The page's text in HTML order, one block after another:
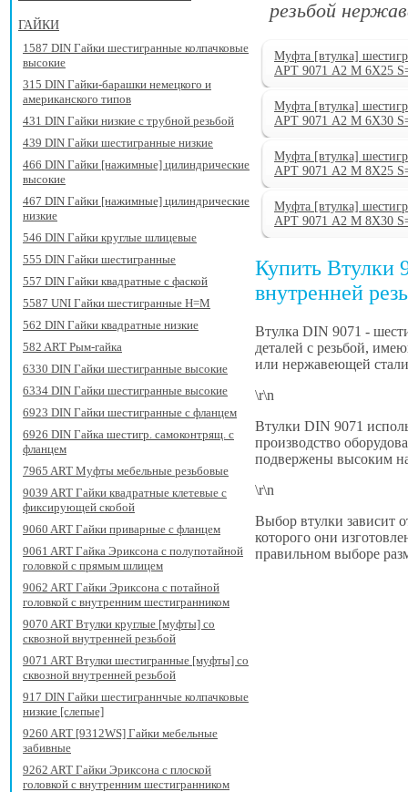
ГАЙКИ
1587 DIN Гайки шестигранные колпачковые
высокие
315 DIN Гайки-барашки немецкого и
американского типов
431 DIN Гайки низкие с трубной резьбой
439 DIN Гайки шестигранные низкие
466 DIN Гайки [нажимные] цилиндрические
высокие
467 DIN Гайки [нажимные] цилиндрические
низкие
546 DIN Гайки круглые шлицевые
555 DIN Гайки шестигранные
557 DIN Гайки квадратные с фаской
5587 UNI Гайки шестигранные H=M
562 DIN Гайки квадратные низкие
582 ART Рым-гайка
6330 DIN Гайки шестигранные высокие
6334 DIN Гайки шестигранные высокие
6923 DIN Гайки шестигранные с фланцем
6926 DIN Гайка шестигр. самоконтрящ. с
фланцем
7965 ART Муфты мебельные резьбовые
9039 ART Гайки квадратные клетевые с
фиксирующей скобой
9060 ART Гайки приварные с фланцем
9061 ART Гайка Эриксона с полупотайной
головкой c прямым шлицем
9062 ART Гайки Эриксона с потайной
головкой с внутренним шестигранником
9070 ART Втулки круглые [муфты] со
сквозной внутренней резьбой
9071 ART Втулки шестигранные [муфты] со
сквозной внутренней резьбой
917 DIN Гайки шестиграннчые колпачковые
низкие [слепые]
9260 ART [9312WS] Гайки мебельные
забивные
9262 ART Гайки Эриксона с плоской
головкой с внутренним шестигранником
резьбой
Муфта [втулка]
АРТ 9071 А2 M 6X25
Муфта [втулка]
АРТ 9071 А2 M 6X30
Муфта [втулка]
АРТ 9071 А2 M 8X25
Муфта [втулка]
АРТ 9071 А2 M 8X30
Купить Втулки
внутренней
Втулка DIN 9071 -
деталей с резьбой,
или нержавеющей
\r\n
Втулки DIN 9071
производство
подвержены высоким
\r\n
Выбор втулки зависит
которого они
правильном выборе